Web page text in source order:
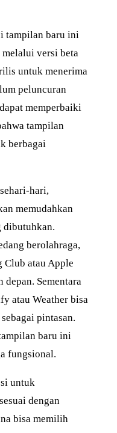
tampilan baru ini
versi beta
untuk menerima
peluncuran
memperbaiki
tampilan
berbagai
hari,
memudahkan
dibutuhkan.
berolahraga,
atau Apple
Sementara
atau Weather bisa
pintasan.
baru ini
fungsional.
untuk
dengan
bisa memilih